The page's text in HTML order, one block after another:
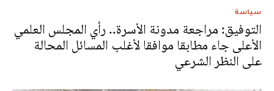
سياسة
التوفيق: مراجعة مدونة الأسرة.. رأي المجلس العلمي
الأعلى جاء مطابقا موافقا لأغلب المسائل المحالة
على النظر الشرعي